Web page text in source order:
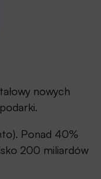
nowych
Ponad 40%
200 miliardów